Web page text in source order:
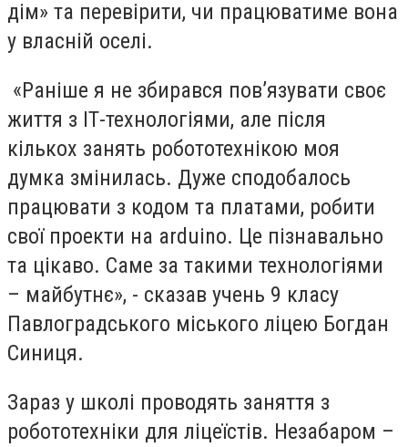
дім» та перевірити, чи працюватиме вона
у власній оселі.
«Раніше я не збирався пов’язувати своє
життя з ІТ-технологіями, але після
кількох занять робототехнікою моя
думка змінилась. Дуже сподобалось
працювати з кодом та платами, робити
свої проекти на arduino. Це пізнавально
та цікаво. Саме за такими технологіями
– майбутнє», - сказав учень 9 класу
Павлоградського міського ліцею Богдан
Синиця.
Зараз у школі проводять заняття з
робототехніки для ліцеїстів. Незабаром –